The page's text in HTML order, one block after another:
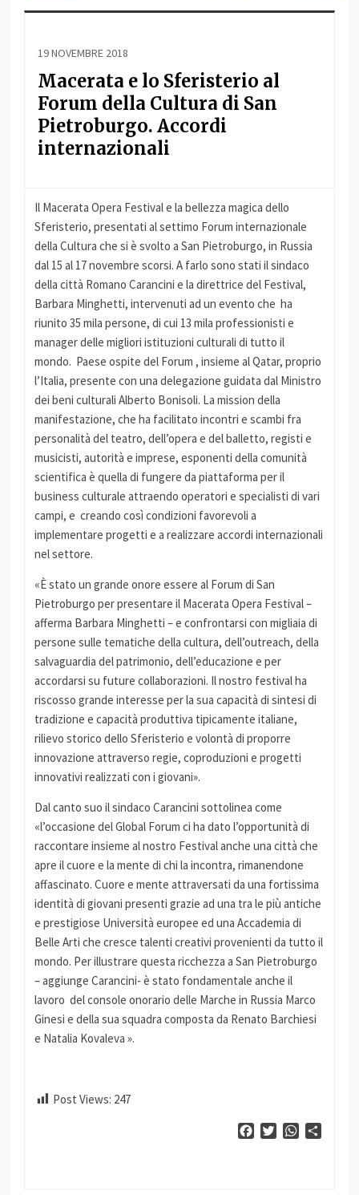
19 NOVEMBRE 2018
Macerata e lo Sferisterio al
Forum della Cultura di San
Pietroburgo. Accordi
internazionali
Il Macerata Opera Festival e la bellezza magica dello
Sferisterio, presentati al settimo Forum internazionale
della Cultura che si è svolto a San Pietroburgo, in Russia
dal 15 al 17 novembre scorsi. A farlo sono stati il sindaco
della città Romano Carancini e la direttrice del Festival,
Barbara Minghetti, intervenuti ad un evento che ha
riunito 35 mila persone, di cui 13 mila professionisti e
manager delle migliori istituzioni culturali di tutto il
mondo. Paese ospite del Forum , insieme al Qatar, proprio
l’Italia, presente con una delegazione guidata dal Ministro
dei beni culturali Alberto Bonisoli. La mission della
manifestazione, che ha facilitato incontri e scambi fra
personalità del teatro, dell’opera e del balletto, registi e
musicisti, autorità e imprese, esponenti della comunità
scientifica è quella di fungere da piattaforma per il
business culturale attraendo operatori e specialisti di vari
campi, e creando così condizioni favorevoli a
implementare progetti e a realizzare accordi internazionali
nel settore.
«È stato un grande onore essere al Forum di San
Pietroburgo per presentare il Macerata Opera Festival –
afferma Barbara Minghetti – e confrontarsi con migliaia di
persone sulle tematiche della cultura, dell’outreach, della
salvaguardia del patrimonio, dell’educazione e per
accordarsi su future collaborazioni. Il nostro festival ha
riscosso grande interesse per la sua capacità di sintesi di
tradizione e capacità produttiva tipicamente italiane,
rilievo storico dello Sferisterio e volontà di proporre
innovazione attraverso regie, coproduzioni e progetti
innovativi realizzati con i giovani».
Dal canto suo il sindaco Carancini sottolinea come
«l’occasione del Global Forum ci ha dato l’opportunità di
raccontare insieme al nostro Festival anche una città che
apre il cuore e la mente di chi la incontra, rimanendone
affascinato. Cuore e mente attraversati da una fortissima
identità di giovani presenti grazie ad una tra le più antiche
e prestigiose Università europee ed una Accademia di
Belle Arti che cresce talenti creativi provenienti da tutto il
mondo. Per illustrare questa ricchezza a San Pietroburgo
– aggiunge Carancini- è stato fondamentale anche il
lavoro del console onorario delle Marche in Russia Marco
Ginesi e della sua squadra composta da Renato Barchiesi
e Natalia Kovaleva ».
Post Views: 247
FacebookTwitterWhatsApp